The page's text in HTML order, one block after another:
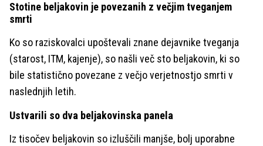
Stotine beljakovin je povezanih z večjim tveganjem
smrti
Ko so raziskovalci upoštevali znane dejavnike tveganja
(starost, ITM, kajenje), so našli več sto beljakovin, ki so
bile statistično povezane z večjo verjetnostjo smrti v
naslednjih letih.
Ustvarili so dva beljakovinska panela
Iz tisočev beljakovin so izluščili manjše, bolj uporabne